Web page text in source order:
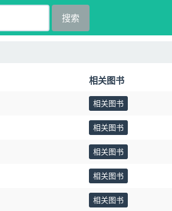
搜索
相关图书
相关图书
相关图书
相关图书
相关图书
相关图书